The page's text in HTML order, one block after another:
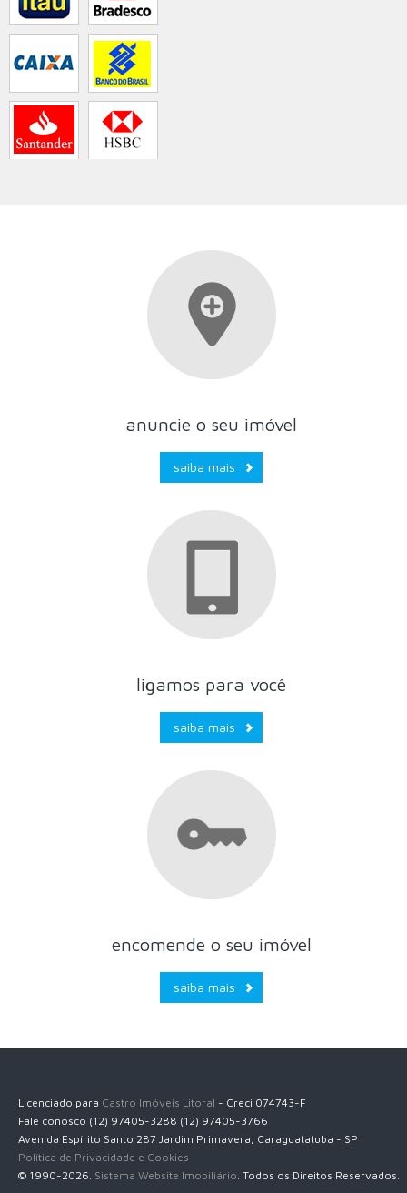
anuncie o seu imóvel
saiba mais
ligamos para você
saiba mais
encomende o seu imóvel
saiba mais
Licenciado para Castro Imóveis Litoral - Creci 074743-F
Fale conosco (12) 97405-3288 (12) 97405-3766
Avenida Espírito Santo 287 Jardim Primavera, Caraguatatuba - SP
Política de Privacidade e Cookies
© 1990-2026. Sistema Website Imobiliário. Todos os Direitos Reservados.